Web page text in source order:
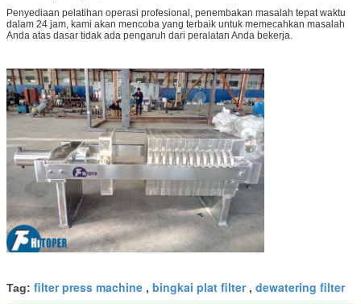
Penyediaan pelatihan operasi profesional, penembakan masalah tepat waktu
dalam 24 jam, kami akan mencoba yang terbaik untuk memecahkan masalah
Anda atas dasar tidak ada pengaruh dari peralatan Anda bekerja.
Tag: filter press machine , bingkai plat filter, dewatering filter